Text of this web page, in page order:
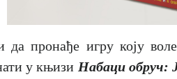
да пронађе игру коју
у књизи Набаци обруч: